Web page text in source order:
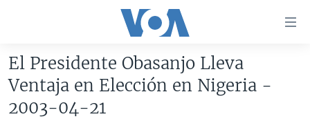
accesibilidad
contenido
AMÉRICA DEL NORTE
ELECCIONES EEUU 2024
El Presidente Obasanjo Lleva
Ventaja en Elección en Nigeria -
2003-04-21